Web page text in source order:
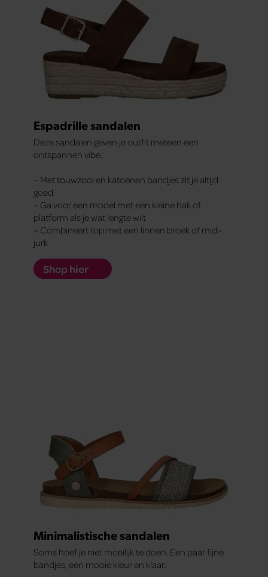
Espadrille sandalen
Deze sandalen geven je outfit meteen een
ontspannen vibe.
– Met touwzool en katoenen bandjes zit je altijd
goed
– Ga voor een model met een kleine hak of
platform als je wat lengte wilt
– Combineert top met een linnen broek of midi-
jurk
Shop hier
Minimalistische sandalen
Soms hoef je niet moeilijk te doen. Een paar fijne
bandjes, een mooie kleur en klaar.